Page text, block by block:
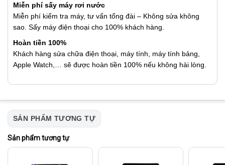
Miễn phí sấy máy rơi nước
Miễn phí kiểm tra máy, tư vấn tổng đài – Không sửa không
sao. Sấy máy điện thoại cho 100% khách hàng.
Hoàn tiền 100%
Khách hàng sửa chữa điện thoại, máy tính, máy tính bảng,
Apple Watch,… sẽ được hoàn tiền 100% nếu không hài lòng.
SẢN PHẨM TƯƠNG TỰ
Sản phẩm tương tự